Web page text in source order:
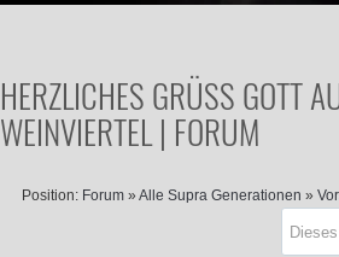
HERZLICHES GRÜSS GOTT
EINVIERTEL | FORUM
Position: Forum » Alle Supra Generationen »